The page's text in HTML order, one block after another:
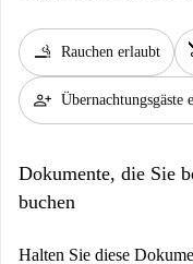
smoking_rooms Rauchen erlaubt
person_add Übernachtungsgäste
Dokumente, die Sie
buchen
Halten Sie diese